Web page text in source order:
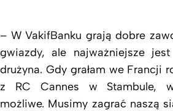
– W VakifBanku grają dobre
gwiazdy, ale najważniejsze
drużyna. Gdy grałam we Francji
z RC Cannes w Stambule,
możliwe. Musimy zagrać naszą